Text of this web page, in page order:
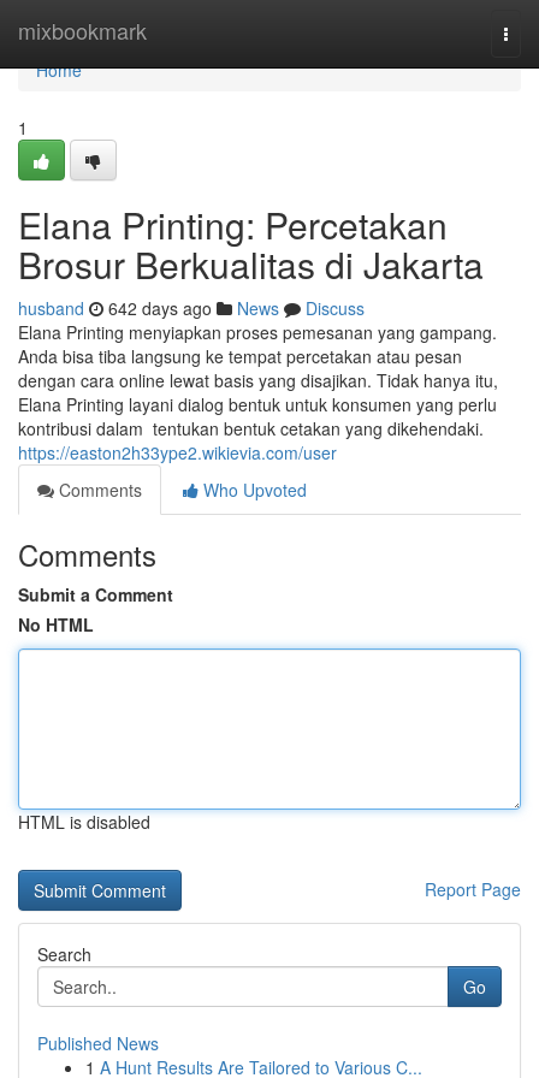
mixbookmark
Home
Home
1
Elana Printing: Percetakan
Brosur Berkualitas di Jakarta
husband 642 days ago News
Discuss
Elana Printing menyiapkan proses pemesanan yang gampang.
Anda bisa tiba langsung ke tempat percetakan atau pesan
dengan cara online lewat basis yang disajikan. Tidak hanya itu,
Elana Printing layani dialog bentuk untuk konsumen yang perlu
kontribusi dalam tentukan bentuk cetakan yang dikehendaki.
https://easton2h33ype2.wikievia.com/user
Comments
Who Upvoted
Comments
Submit a Comment
No HTML
HTML is disabled
Report Page
Search
Go
Published News
1 A Hunt Results Are Tailored to Various C...